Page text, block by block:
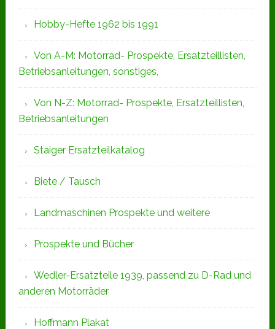
Hobby-Hefte 1962 bis 1991
Von A-M: Motorrad- Prospekte, Ersatzteillisten,
Betriebsanleitungen, sonstiges,
Von N-Z: Motorrad- Prospekte, Ersatzteillisten,
Betriebsanleitungen
Staiger Ersatzteilkatalog
Biete / Tausch
Landmaschinen Prospekte und weitere
Prospekte und Bücher
Wedler-Ersatzteile 1939, passend zu D-Rad und
anderen Motorräder
Hoffmann Plakat